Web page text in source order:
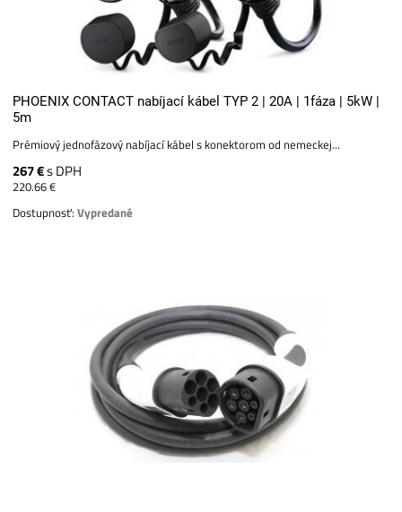
PHOENIX CONTACT nabíjací kábel TYP 2 | 20A | 1fáza | 5kW |
5m
Prémiový jednofázový nabíjací kábel s konektorom od nemeckej...
267 €s DPH
220.66 €
Dostupnosť:Vypredané